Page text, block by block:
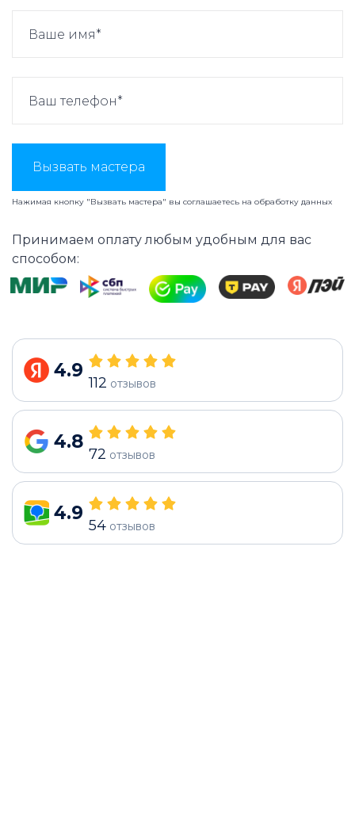
Вызвать мастера
Нажимая кнопку "Вызвать мастера" вы соглашаетесь на обработку данных
Принимаем оплату любым удобным для вас
способом:
4.9
112 отзывов
4.8
72 отзывов
4.9
54 отзывов